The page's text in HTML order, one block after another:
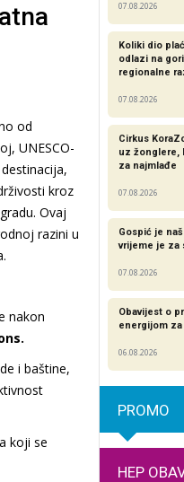
od
UNESCO-
kroz
Ovaj
razini u
nakon
i baštine,
koji se
07.08.2026
Koliki dio
odlazi na
regionalne
07.08.2026
Cirkus
uz žonglere,
za najmlađe
07.08.2026
Gospić je
vrijeme je za
07.08.2026
Obavijest o
energijom
06.08.2026
PROMO
HEP